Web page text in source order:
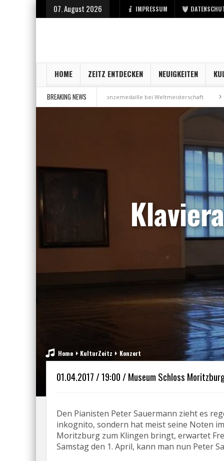
07. August 2026 IMPRESSUM
HOME ZEITZ ENTDECKEN NEUIGKEITEN
BREAKING NEWSBronzemedaille bei Weltmeisterschaft Aus
Home KulturZeitz Konzert
01.04.2017 / 19:00 / Museum Schloss
Den Pianisten Peter Sauermann zieht es
inkognito, sondern hat meist seine Noten
Moritzburg zum Klingen bringt, erwartet
Samstag den 1. April, kann man nun Peter